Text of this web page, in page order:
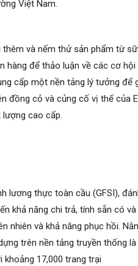
Việt Nam.
thêm và nếm thử sản phẩm từ
hàng để thảo luận về các cơ
cấp một nền tảng lý tưởng để
đồng cỏ và củng cố vị thế của
cao cấp.
lương thực toàn cầu (GFSI),
khả năng chi trả, tính sẵn có
nhiên và khả năng phục hồi.
trên nền tảng truyền thống
17,000 trang trại